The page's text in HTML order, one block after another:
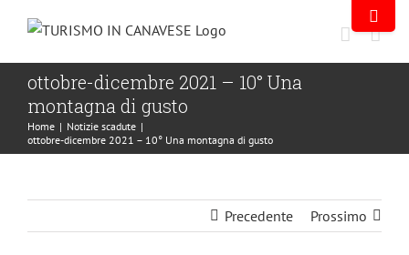
ottobre-dicembre 2021 – 10° Una
montagna di gusto
Home | Notizie scadute |
ottobre-dicembre 2021 – 10° Una montagna di gusto
Precedente Prossimo